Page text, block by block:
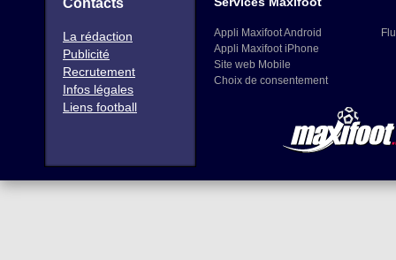
Contacts
La rédaction
Publicité
Recrutement
Infos légales
Liens football
Appli Maxifoot Android
Appli Maxifoot iPhone
Site web Mobile
Choix de consentement